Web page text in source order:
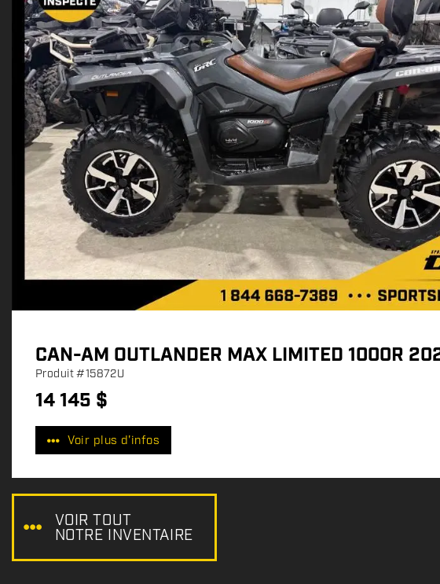
CAN-AM OUTLANDER MAX LIMITED 1000R
Produit#15872U
P
r
x
:
14 145 $
Voir plus d'infos
VOIR TOUT
NOTRE INVENTAIRE